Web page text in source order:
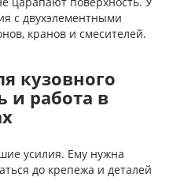
с двухэлементными
кранов и смесителей.
кузовного
и работа в
усилия. Ему нужна
до крепежа и деталей